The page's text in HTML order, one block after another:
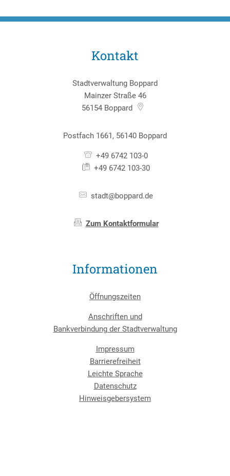
Kontakt
Stadtverwaltung Boppard
Mainzer Straße 46
56154 Boppard
Postfach 1661, 56140 Boppard
+49 6742 103-0
+49 6742 103-30
stadt@boppard.de
Zum Kontaktformular
Informationen
Öffnungszeiten
Anschriften und
Bankverbindung der Stadtverwaltung
Impressum
Barrierefreiheit
Leichte Sprache
Datenschutz
Hinweisgebersystem